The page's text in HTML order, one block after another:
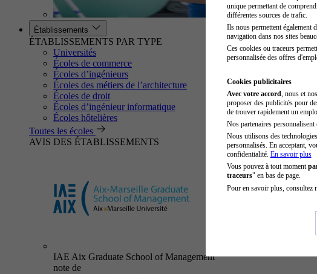
Établissements
ÉTABLISSEMENTS PAR TYPE
Universités
Écoles de commerce
Écoles d’ingénieurs
Écoles des métiers de l’architecture
Écoles de droit
Écoles d’ingénieur informatique
Écoles hôtelières
Toutes les écoles
AVIS DES ÉTABLISSEMENTS
IAE Aix Graduate School of Management
note de
unique permettant de
différentes sources de trafic.
Ils nous permettent également
navigation dans nos sites
Ces cookies ou traceurs
personnalisée des offres
Cookies publicitaires
Avec votre accord , nous et
proposer des publicités pour
de trouver rapidement un
Nos partenaires
Nous utilisons des
personnalisés. En acceptant,
confidentialité. En savoir plus
Vous pouvez à tout moment
traceurs" en bas de page.
Pour en savoir plus, consultez